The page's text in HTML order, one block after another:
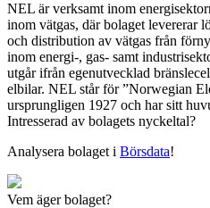
NEL är verksamt inom
inom vätgas, där bolaget levererar
och distribution av vätgas från
inom energi-, gas- samt
utgår ifrån egenutvecklad
elbilar. NEL står för ”Norwegian
ursprungligen 1927 och har sitt
Intresserad av bolagets nyckeltal?
Analysera bolaget i Börsdata!
Vem äger bolaget?